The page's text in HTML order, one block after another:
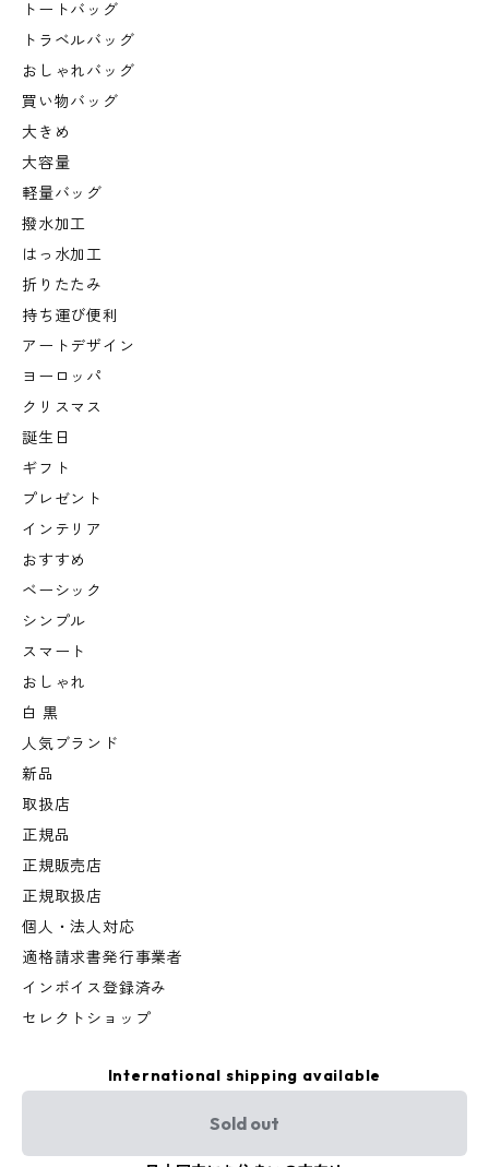
トートバッグ
トラベルバッグ
おしゃれバッグ
買い物バッグ
大きめ
大容量
軽量バッグ
撥水加工
はっ水加工
折りたたみ
持ち運び便利
アートデザイン
ヨーロッパ
クリスマス
誕生日
ギフト
プレゼント
インテリア
おすすめ
ベーシック
シンプル
スマート
おしゃれ
白 黒
人気ブランド
新品
取扱店
正規品
正規販売店
正規取扱店
個人・法人対応
適格請求書発行事業者
インボイス登録済み
セレクトショップ
International shipping available
Sold out